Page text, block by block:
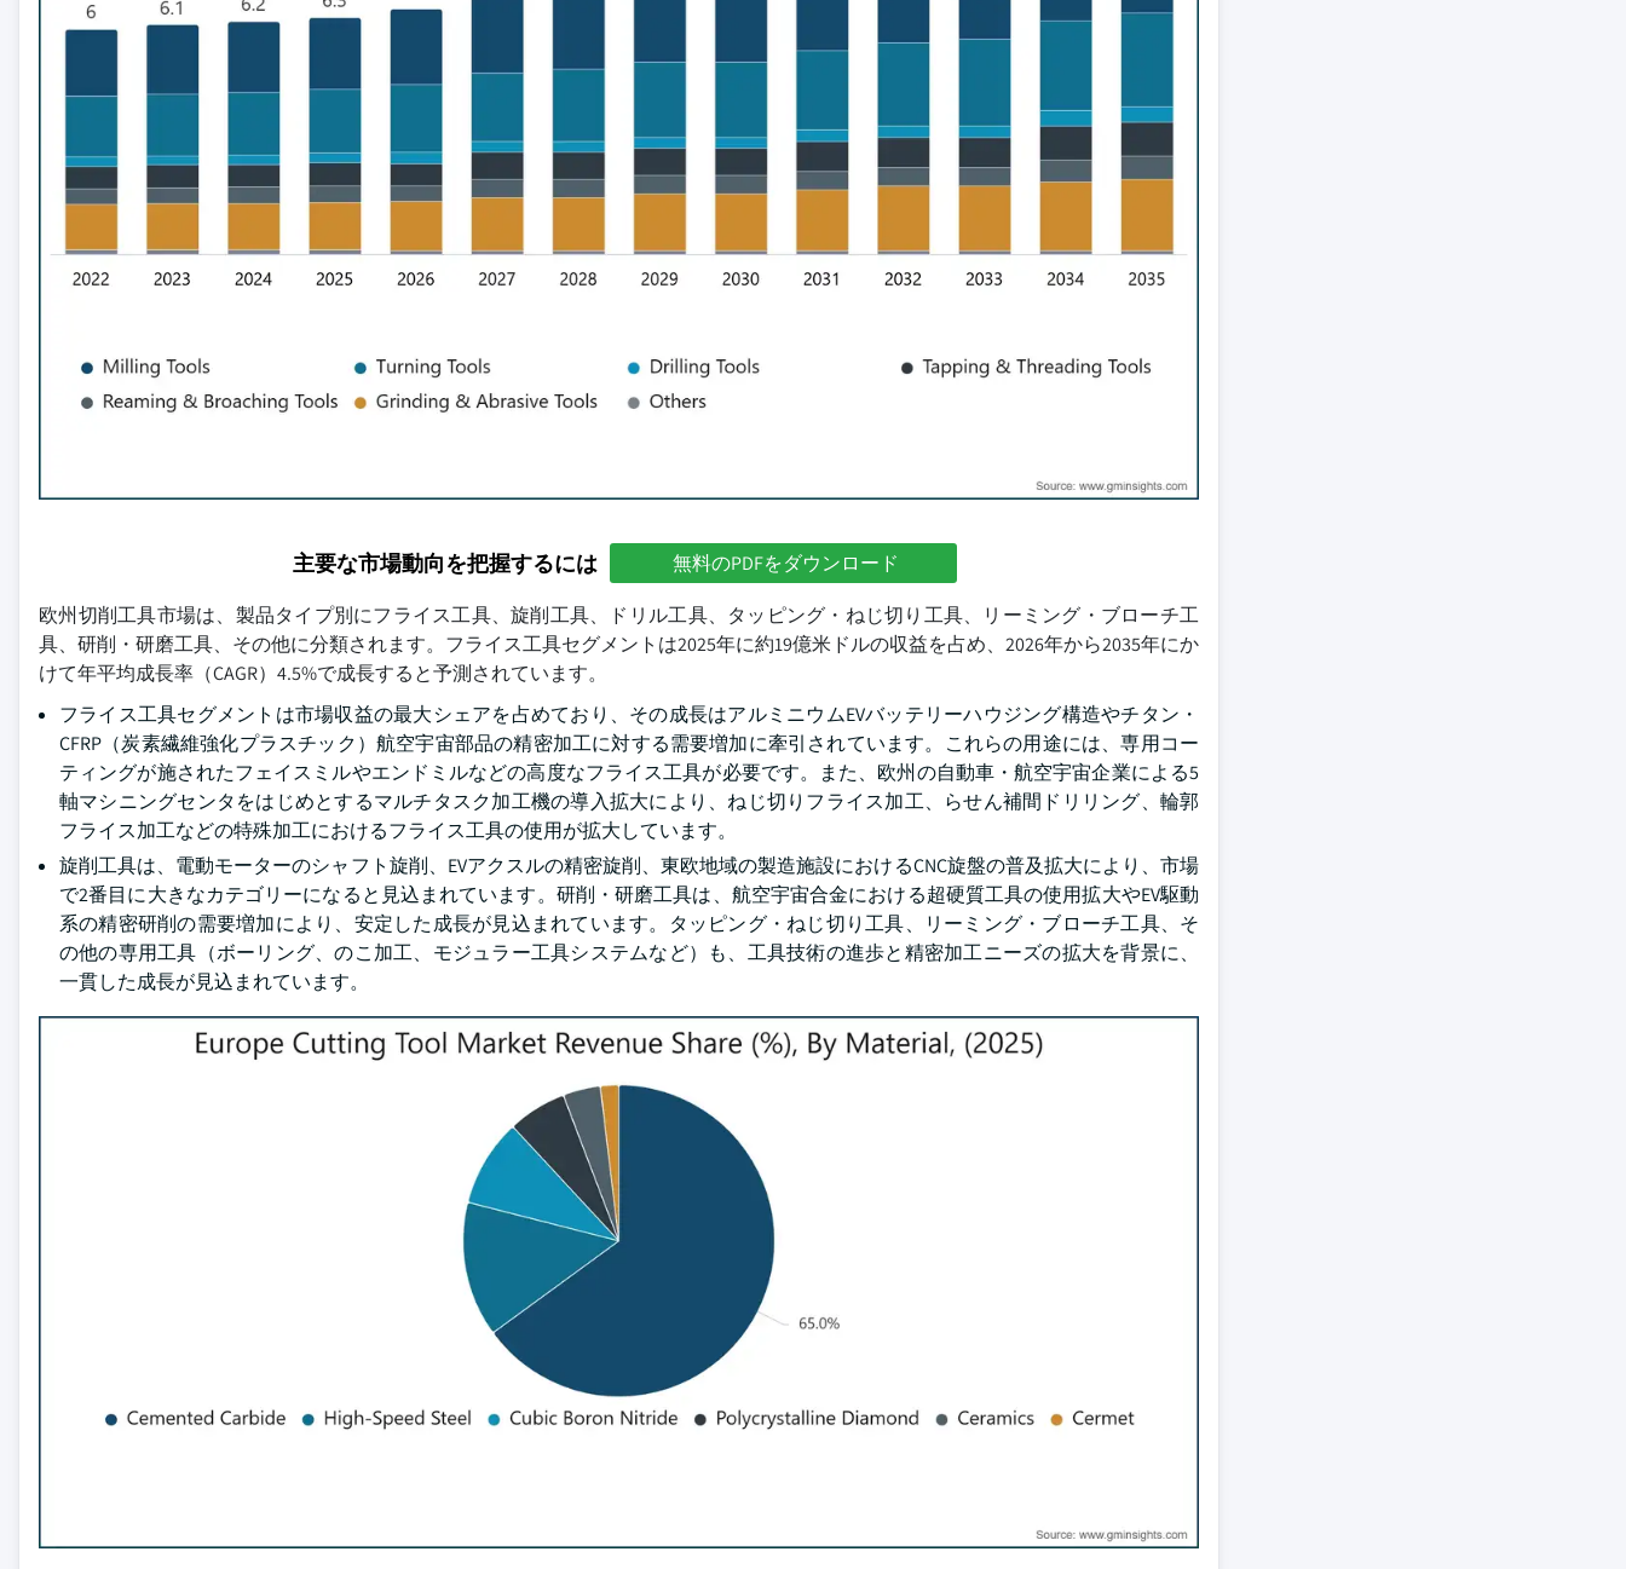
主要な市場動向を把握するには 無料のPDFをダウンロード
欧州切削工具市場は、製品タイプ別にフライス工具、旋削工具、ドリル工具、タッピング・ねじ切り工具、リーミング・ブローチ工
具、研削・研磨工具、その他に分類されます。フライス工具セグメントは2025年に約19億米ドルの収益を占め、2026年から2035年にか
けて年平均成長率（CAGR）4.5%で成長すると予測されています。
フライス工具セグメントは市場収益の最大シェアを占めており、その成長はアルミニウムEVバッテリーハウジング構造やチタン・
CFRP（炭素繊維強化プラスチック）航空宇宙部品の精密加工に対する需要増加に牽引されています。これらの用途には、専用コー
ティングが施されたフェイスミルやエンドミルなどの高度なフライス工具が必要です。また、欧州の自動車・航空宇宙企業による5
軸マシニングセンタをはじめとするマルチタスク加工機の導入拡大により、ねじ切りフライス加工、らせん補間ドリリング、輪郭
フライス加工などの特殊加工におけるフライス工具の使用が拡大しています。
旋削工具は、電動モーターのシャフト旋削、EVアクスルの精密旋削、東欧地域の製造施設におけるCNC旋盤の普及拡大により、市場
で2番目に大きなカテゴリーになると見込まれています。研削・研磨工具は、航空宇宙合金における超硬質工具の使用拡大やEV駆動
系の精密研削の需要増加により、安定した成長が見込まれています。タッピング・ねじ切り工具、リーミング・ブローチ工具、そ
の他の専用工具（ボーリング、のこ加工、モジュラー工具システムなど）も、工具技術の進歩と精密加工ニーズの拡大を背景に、
一貫した成長が見込まれています。